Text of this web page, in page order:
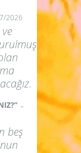
2026
-
beş